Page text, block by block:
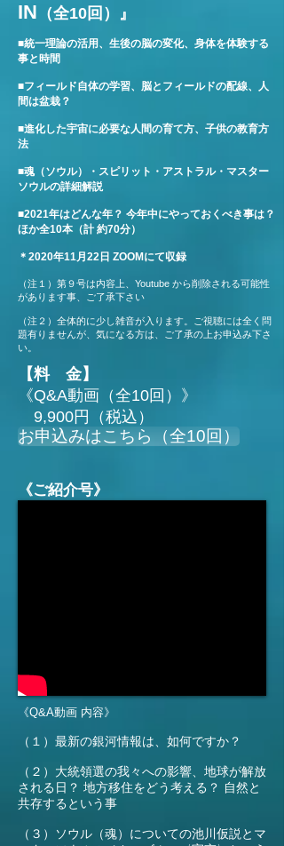
IN （全10回）』
■統一理論の活用、生後の脳の変化、身体を体験する
事と時間
■フィールド自体の学習、脳とフィールドの配線、人
間は盆栽？
■進化した宇宙に必要な人間の育て方、子供の教育方
法
■魂（ソウル）・スピリット・アストラル・マスター
ソウルの詳細解説
■2021年はどんな年？ 今年中にやっておくべき事は？
ほか全10本（計 約70分）
＊2020年11月22日 ZOOMにて収録
（注１）第９号は内容上、Youtube から削除される可能性
があります事、ご了承下さい
（注２）全体的に少し雑音が入ります。ご視聴には全く問
題有りませんが、気になる方は、ご了承の上お申込み下さ
い。
【料 金】
《Q&A動画（全10回）》
9,900円（税込）
お申込みはこちら（全10回）
《ご紹介号》
《Q&A動画 内容》
（１）最新の銀河情報は、如何ですか？
（２）大統領選の我々への影響、地球が解放
される日？ 地方移住をどう考える？ 自然と
共存するという事
（３）ソウル（魂）についての池川仮説とマ